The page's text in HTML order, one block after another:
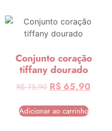
Conjunto coração
tiffany dourado
R$75,90 R$ 65,90
Adicionar ao carrinho